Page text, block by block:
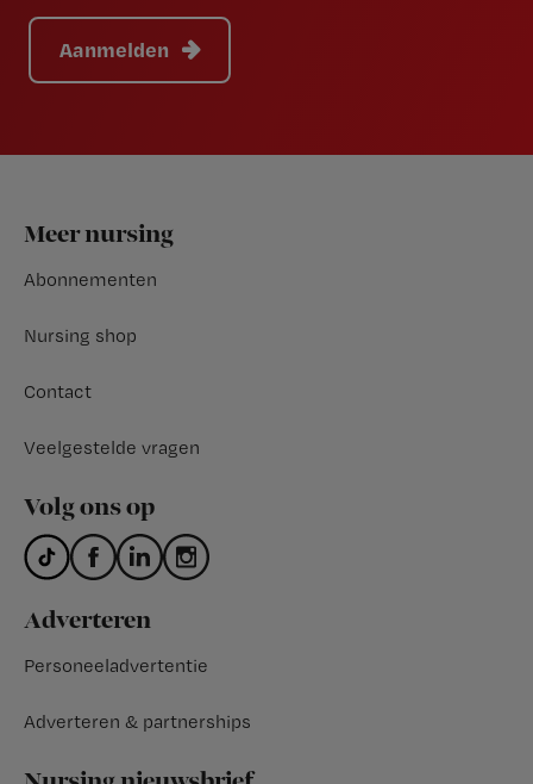
Aanmelden
Footer
Meer nursing
Abonnementen
Nursing shop
Contact
Veelgestelde vragen
Volg ons op
Adverteren
Personeeladvertentie
Adverteren & partnerships